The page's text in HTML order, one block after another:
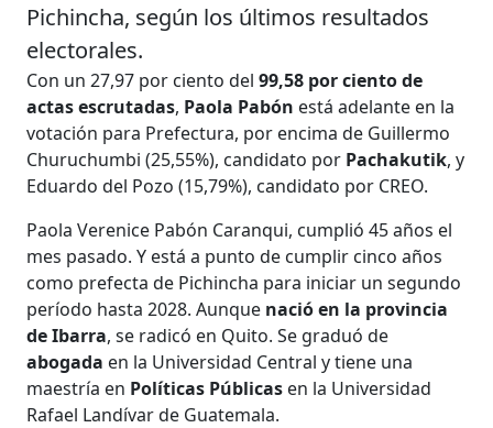
Pichincha, según los últimos resultados
electorales.
Con un 27,97 por ciento del 99,58 por ciento de
actas escrutadas, Paola Pabón está adelante en la
votación para Prefectura, por encima de Guillermo
Churuchumbi (25,55%), candidato por Pachakutik, y
Eduardo del Pozo (15,79%), candidato por CREO.
Paola Verenice Pabón Caranqui, cumplió 45 años el
mes pasado. Y está a punto de cumplir cinco años
como prefecta de Pichincha para iniciar un segundo
período hasta 2028. Aunque nació en la provincia
de Ibarra, se radicó en Quito. Se graduó de
abogada en la Universidad Central y tiene una
maestría en Políticas Públicas en la Universidad
Rafael Landívar de Guatemala.